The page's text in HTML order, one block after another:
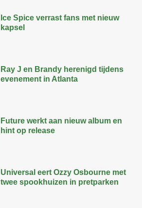
Ice Spice verrast fans met nieuw
kapsel
Ray J en Brandy herenigd tijdens
evenement in Atlanta
Future werkt aan nieuw album en
hint op release
Universal eert Ozzy Osbourne met
twee spookhuizen in pretparken